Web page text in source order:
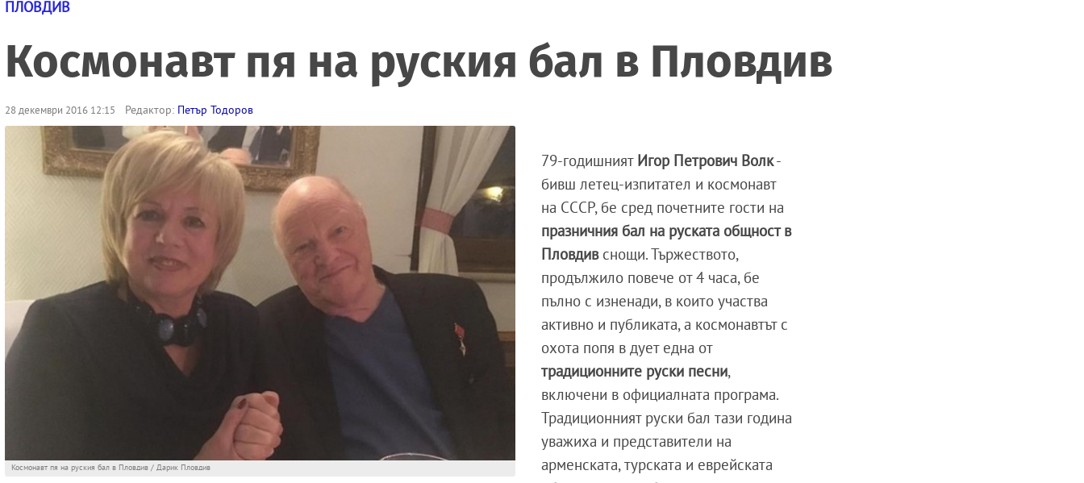
ПЛОВДИВ
Космонавт пя на руския бал в Пловдив
28 декември 2016 12:15 Редактор: Петър Тодоров
Космонавт пя на руския бал в Пловдив / Дарик Пловдив
79-годишният Игор Петрович Волк-
бивш летец-изпитател и космонавт
на СССР, бе сред почетните гости на
празничния бал на руската общност в
Пловдивснощи. Тържеството,
продължило повече от 4 часа, бе
пълно с изненади, в които участва
активно и публиката, а космонавтът с
охота попя в дует една от
традиционните руски песни,
включени в официалната програма.
Традиционният руски бал тази година
уважиха и представители на
арменската, турската и еврейската